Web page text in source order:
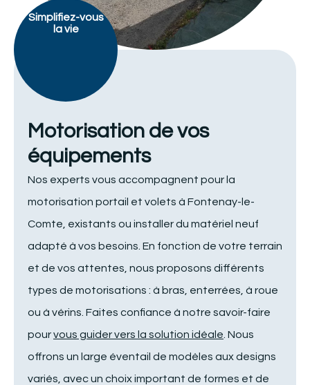
Simplifiez-vous
la vie
Motorisation de vos
équipements
Nos experts vous accompagnent pour la
motorisation portail et volets à Fontenay-le-
Comte, existants ou installer du matériel neuf
adapté à vos besoins. En fonction de votre terrain
et de vos attentes, nous proposons différents
types de motorisations : à bras, enterrées, à roue
ou à vérins. Faites confiance à notre savoir-faire
pourvous guider vers la solution idéale . Nous
offrons un large éventail de modèles aux designs
variés, avec un choix important de formes et de